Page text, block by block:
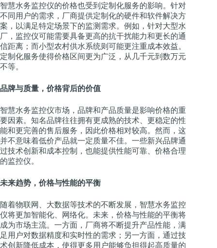
智慧水务监控仪的价格也受到定制化服务的影响。针对
不同用户的需求，厂商提供定制化的硬件和软件解决方
案，以满足特定场景下的监测需求。例如，针对大型水
厂，监控仪可能需要具备更高的抗干扰能力和更长的通
信距离；而小型农村供水系统则可能更注重成本效益。
定制化服务使得价格区间更为广泛，从几千元到数万元
不等。
品牌与质量，价格背后的价值
智慧水务监控仪市场，品牌和产品质量是影响价格的重
要因素。知名品牌往往拥有更成熟的技术、更稳定的性
能和更完善的售后服务，因此价格相对较高。然而，这
并不意味着低价产品就一定质量不佳。一些新兴品牌通
过技术创新和成本控制，也能提供性能可靠、价格合理
的监控仪。
未来趋势，价格与性能的平衡
随着物联网、大数据等技术的不断发展，智慧水务监控
仪将更加智能化、网络化。未来，价格与性能的平衡将
成为市场主流。一方面，厂商将不断提升产品性能，满
足用户对数据精度和实时性的需求；另一方面，通过技
术创新降低成本，使得更多用户能够负担得起高质量的